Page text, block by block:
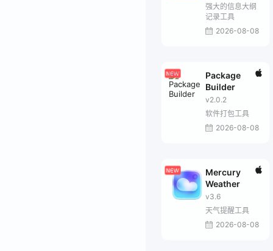
强大的信息大纲
记录工具
2026-08-08
Package
Builder
v2.0.2
软件打包工具
2026-08-08
Mercury
Weather
v3.6
天气提醒工具
2026-08-08